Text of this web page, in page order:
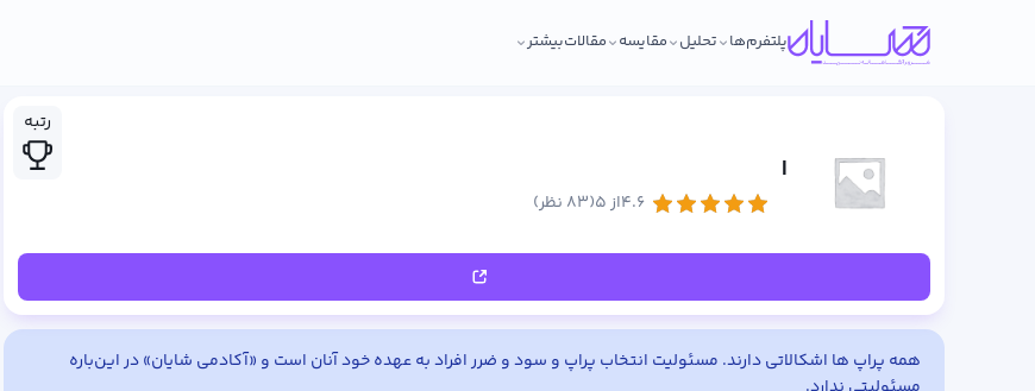
پلتفرم‌ها تحلیل مقایسه مقالاتبیشتر
رتبه
|
۴.۶از ۵ (۸۳ نظر)
همه پراپ ها اشکالاتی دارند. مسئولیت انتخاب پراپ و سود و ضرر افراد به عهده خود آنان است و «آکادمی شایان» در این‌باره